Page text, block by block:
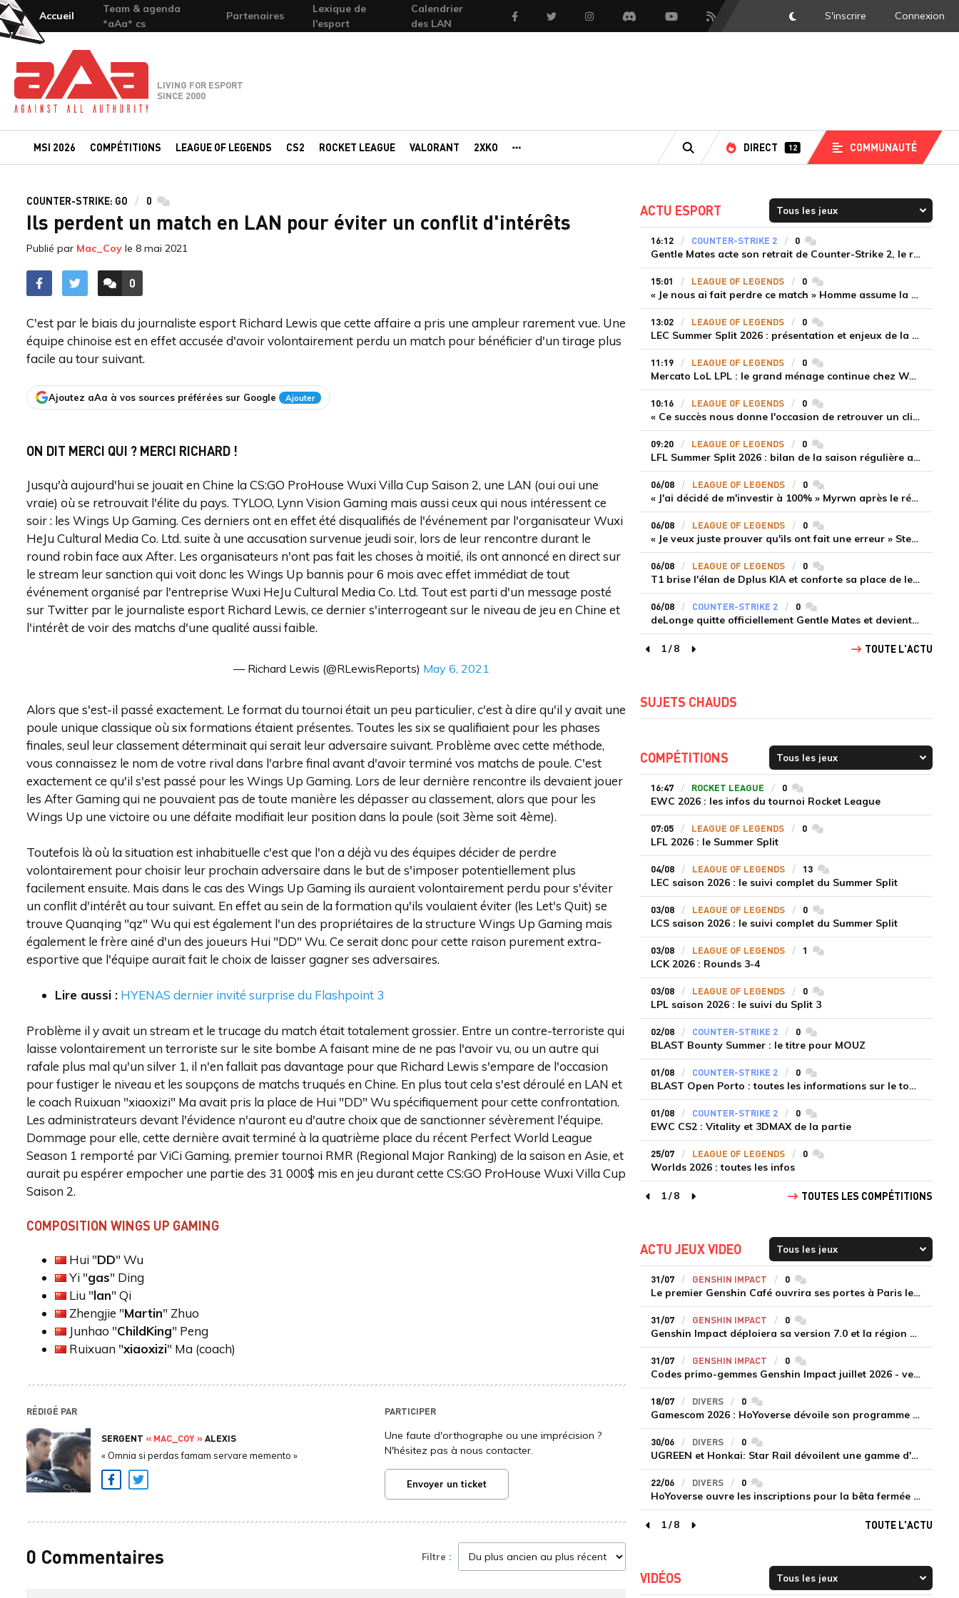
Accueil
Team & agenda
*aAa* cs
Partenaires
Lexique de
l'esport
Calendrier
des LAN
FacebookTwitter InstagramDiscord YoutubeFlux RSS DarkMode
S'inscrire Connexion
Team-aAa - against All authority
LIVING FOR ESPORT
SINCE 2000
MSI 2026 COMPÉTITIONS LEAGUE OF LEGENDS CS2 ROCKET LEAGUE VALORANT 2XKO
RECHERCHE
DIRECT 12 COMMUNAUTÉ
COUNTER-STRIKE: GO 0 commentaires
Ils perdent un match en LAN pour éviter un conflit d'intérêts
Publié par Mac_Coy le 8 mai 2021
ACCÉDER AUX
0
COMMENTAIRES
C'est par le biais du journaliste esport Richard Lewis que cette affaire a pris une ampleur rarement vue. Une
équipe chinoise est en effet accusée d'avoir volontairement perdu un match pour bénéficier d'un tirage plus
facile au tour suivant.
Ajoutez aAa à vos sources préférées sur Google Ajouter
ON DIT MERCI QUI ? MERCI RICHARD !
Jusqu'à aujourd'hui se jouait en Chine la CS:GO ProHouse Wuxi Villa Cup Saison 2, une LAN (oui oui une
vraie) où se retrouvait l'élite du pays. TYLOO, Lynn Vision Gaming mais aussi ceux qui nous intéressent ce
soir : les Wings Up Gaming. Ces derniers ont en effet été disqualifiés de l'événement par l'organisateur Wuxi
HeJu Cultural Media Co. Ltd. suite à une accusation survenue jeudi soir, lors de leur rencontre durant le
round robin face aux After. Les organisateurs n'ont pas fait les choses à moitié, ils ont annoncé en direct sur
le stream leur sanction qui voit donc les Wings Up bannis pour 6 mois avec effet immédiat de tout
événement organisé par l'entreprise Wuxi HeJu Cultural Media Co. Ltd. Tout est parti d'un message posté
sur Twitter par le journaliste esport Richard Lewis, ce dernier s'interrogeant sur le niveau de jeu en Chine et
l'intérêt de voir des matchs d'une qualité aussi faible.
— Richard Lewis (@RLewisReports) May 6, 2021
Alors que s'est-il passé exactement. Le format du tournoi était un peu particulier, c'est à dire qu'il y avait une
poule unique classique où six formations étaient présentes. Toutes les six se qualifiaient pour les phases
finales, seul leur classement déterminait qui serait leur adversaire suivant. Problème avec cette méthode,
vous connaissez le nom de votre rival dans l'arbre final avant d'avoir terminé vos matchs de poule. C'est
exactement ce qu'il s'est passé pour les Wings Up Gaming. Lors de leur dernière rencontre ils devaient jouer
les After Gaming qui ne pouvaient pas de toute manière les dépasser au classement, alors que pour les
Wings Up une victoire ou une défaite modifiait leur position dans la poule (soit 3ème soit 4ème).
Toutefois là où la situation est inhabituelle c'est que l'on a déjà vu des équipes décider de perdre
volontairement pour choisir leur prochain adversaire dans le but de s'imposer potentiellement plus
facilement ensuite. Mais dans le cas des Wings Up Gaming ils auraient volontairement perdu pour s'éviter
un conflit d'intérêt au tour suivant. En effet au sein de la formation qu'ils voulaient éviter (les Let's Quit) se
trouve Quanqing "⁠qz⁠" Wu qui est également l'un des propriétaires de la structure Wings Up Gaming mais
également le frère ainé d'un des joueurs Hui "⁠DD⁠" Wu. Ce serait donc pour cette raison purement extra-
esportive que l'équipe aurait fait le choix de laisser gagner ses adversaires.
Lire aussi : HYENAS dernier invité surprise du Flashpoint 3
Problème il y avait un stream et le trucage du match était totalement grossier. Entre un contre-terroriste qui
laisse volontairement un terroriste sur le site bombe A faisant mine de ne pas l'avoir vu, ou un autre qui
rafale plus mal qu'un silver 1, il n'en fallait pas davantage pour que Richard Lewis s'empare de l'occasion
pour fustiger le niveau et les soupçons de matchs truqués en Chine. En plus tout cela s'est déroulé en LAN et
le coach Ruixuan "⁠xiaoxizi⁠" Ma avait pris la place de Hui "⁠DD⁠" Wu spécifiquement pour cette confrontation.
Les administrateurs devant l'évidence n'auront eu d'autre choix que de sanctionner sévèrement l'équipe.
Dommage pour elle, cette dernière avait terminé à la quatrième place du récent Perfect World League
Season 1 remporté par ViCi Gaming, premier tournoi RMR (Regional Major Ranking) de la saison en Asie, et
aurait pu espérer empocher une partie des 31 000$ mis en jeu durant cette CS:GO ProHouse Wuxi Villa Cup
Saison 2.
COMPOSITION WINGS UP GAMING
Hui "DD" Wu
Yi "gas" Ding
Liu "lan" Qi
Zhengjie "Martin" Zhuo
Junhao "ChildKing" Peng
Ruixuan "⁠xiaoxizi⁠" Ma (coach)
RÉDIGÉ PAR
SERGENT « MAC_COY »ALEXIS
« Omnia si perdas famam servare memento »
Facebook
Twitter
PARTICIPER
Une faute d'orthographe ou une imprécision ?
N'hésitez pas à nous contacter.
Envoyer un ticket
0 Commentaires Filtre :
ACTU ESPORT
16:12 COUNTER-STRIKE 2 0commentaires
Gentle Mates acte son retrait de Counter-Strike 2, le roster ibérique libéré
15:01 LEAGUE OF LEGENDS 0commentaires
« Je nous ai fait perdre ce match » Homme assume la responsabilité de la défaite de HLE face à Gen.G
13:02 LEAGUE OF LEGENDS 0commentaires
LEC Summer Split 2026 : présentation et enjeux de la troisième semaine de compétition
11:19 LEAGUE OF LEGENDS 0commentaires
Mercato LoL LPL : le grand ménage continue chez Weibo Gaming, Jiejie quitte le navire au profit de Xiaohao
10:16 LEAGUE OF LEGENDS 0commentaires
« Ce succès nous donne l'occasion de retrouver un climat beaucoup plus positif » Ryu et Canyon soulagés après la victoire de Gen.G sur HLE
09:20 LEAGUE OF LEGENDS 0commentaires
LFL Summer Split 2026 : bilan de la saison régulière avec Solary en tête
06/08 LEAGUE OF LEGENDS 0commentaires
« J'ai décidé de m'investir à 100% » Myrwn après le réveil de Movistar KOI face à Fnatic
06/08 LEAGUE OF LEGENDS 0commentaires
« Je veux juste prouver qu'ils ont fait une erreur » Stend se confie sur son mercato chaotique et ses ambitions avec Shifters
06/08 LEAGUE OF LEGENDS 0commentaires
T1 brise l'élan de Dplus KIA et conforte sa place de leader en LCK 2026 Rounds 3-4
06/08 COUNTER-STRIKE 2 0commentaires
deLonge quitte officiellement Gentle Mates et devient agent libre
page précédente
1/8
page suivante
TOUTE L'ACTU
SUJETS CHAUDS
COMPÉTITIONS
16:47 ROCKET LEAGUE 0commentaires
EWC 2026 : les infos du tournoi Rocket League
07:05 LEAGUE OF LEGENDS 0commentaires
LFL 2026 : le Summer Split
04/08 LEAGUE OF LEGENDS 13commentaires
LEC saison 2026 : le suivi complet du Summer Split
03/08 LEAGUE OF LEGENDS 0commentaires
LCS saison 2026 : le suivi complet du Summer Split
03/08 LEAGUE OF LEGENDS 1 commentaires
LCK 2026 : Rounds 3-4
03/08 LEAGUE OF LEGENDS 0commentaires
LPL saison 2026 : le suivi du Split 3
02/08 COUNTER-STRIKE 2 0commentaires
BLAST Bounty Summer : le titre pour MOUZ
01/08 COUNTER-STRIKE 2 0commentaires
BLAST Open Porto : toutes les informations sur le tournoi
01/08 COUNTER-STRIKE 2 0commentaires
EWC CS2 : Vitality et 3DMAX de la partie
25/07 LEAGUE OF LEGENDS 0commentaires
Worlds 2026 : toutes les infos
page précédente
1/8
page suivante
TOUTES LES COMPÉTITIONS
ACTU JEUX VIDEO
31/07 GENSHIN IMPACT 0commentaires
Le premier Genshin Café ouvrira ses portes à Paris le 14 août
31/07 GENSHIN IMPACT 0commentaires
Genshin Impact déploiera sa version 7.0 et la région de Snezhnaya le 12 août
31/07 GENSHIN IMPACT 0commentaires
Codes primo-gemmes Genshin Impact juillet 2026 - version 7.0
18/07 DIVERS 0commentaires
Gamescom 2026 : HoYoverse dévoile son programme et présente deux nouveaux jeux inédits
30/06 DIVERS 0commentaires
UGREEN et Honkai: Star Rail dévoilent une gamme d'accessoires de recharge en édition limitée
22/06 DIVERS 0commentaires
HoYoverse ouvre les inscriptions pour la bêta fermée de Honkai : Nexus Anima
page précédente
1/8
page suivante
TOUTE L'ACTU
VIDÉOS